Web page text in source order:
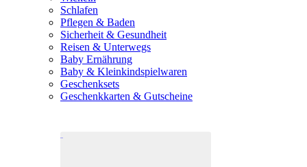
Schlafen
Pflegen & Baden
Sicherheit & Gesundheit
Reisen & Unterwegs
Baby Ernährung
Baby & Kleinkindspielwaren
Geschenksets
Geschenkkarten & Gutscheine